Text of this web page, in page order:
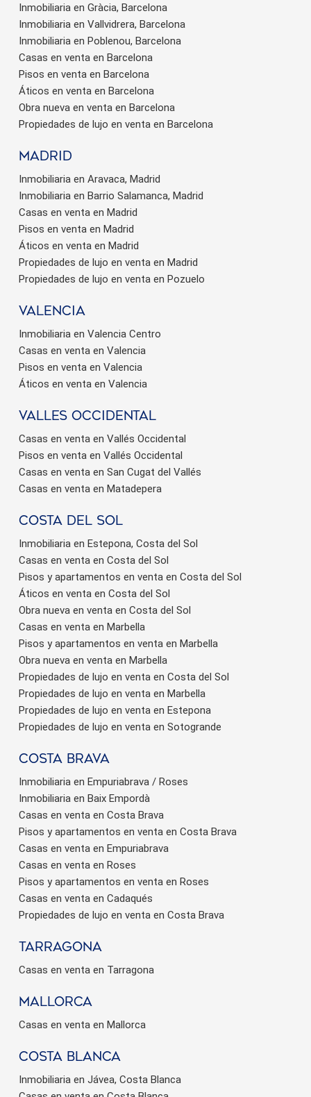
Inmobiliaria en Gràcia, Barcelona
Inmobiliaria en Vallvidrera, Barcelona
Inmobiliaria en Poblenou, Barcelona
Casas en venta en Barcelona
Pisos en venta en Barcelona
Áticos en venta en Barcelona
Obra nueva en venta en Barcelona
Propiedades de lujo en venta en Barcelona
Madrid
Inmobiliaria en Aravaca, Madrid
Inmobiliaria en Barrio Salamanca, Madrid
Casas en venta en Madrid
Pisos en venta en Madrid
Áticos en venta en Madrid
Propiedades de lujo en venta en Madrid
Propiedades de lujo en venta en Pozuelo
valencia
Inmobiliaria en Valencia Centro
Casas en venta en Valencia
Pisos en venta en Valencia
Áticos en venta en Valencia
valles occidental
Casas en venta en Vallés Occidental
Pisos en venta en Vallés Occidental
Casas en venta en San Cugat del Vallés
Casas en venta en Matadepera
Costa del sol
Inmobiliaria en Estepona, Costa del Sol
Casas en venta en Costa del Sol
Pisos y apartamentos en venta en Costa del Sol
Áticos en venta en Costa del Sol
Obra nueva en venta en Costa del Sol
Casas en venta en Marbella
Pisos y apartamentos en venta en Marbella
Obra nueva en venta en Marbella
Propiedades de lujo en venta en Costa del Sol
Propiedades de lujo en venta en Marbella
Propiedades de lujo en venta en Estepona
Propiedades de lujo en venta en Sotogrande
Costa brava
Inmobiliaria en Empuriabrava / Roses
Inmobiliaria en Baix Empordà
Casas en venta en Costa Brava
Pisos y apartamentos en venta en Costa Brava
Casas en venta en Empuriabrava
Casas en venta en Roses
Pisos y apartamentos en venta en Roses
Casas en venta en Cadaqués
Propiedades de lujo en venta en Costa Brava
Tarragona
Casas en venta en Tarragona
Mallorca
Casas en venta en Mallorca
Costa Blanca
Inmobiliaria en Jávea, Costa Blanca